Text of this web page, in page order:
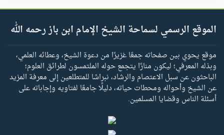
الموقع الرسمي لسماحة الشيخ الإمام ابن باز رحمه الله
موقع يحوي بين صفحاته جمعًا غزيرًا من دعوة الشيخ، وعطائه العلمي،
وبذله المعرفي؛ ليكون منارًا يتجمع حوله الملتمسون لطرائق العلوم؛
الباحثون عن سبل الاعتصام والرشاد، نبراسًا للمتطلعين إلى معرفة المزيد
عن الشيخ وأحواله ومحطات حياته، دليلًا جامعًا لفتاويه وإجاباته على
أسئلة الناس وقضايا المسلمين.